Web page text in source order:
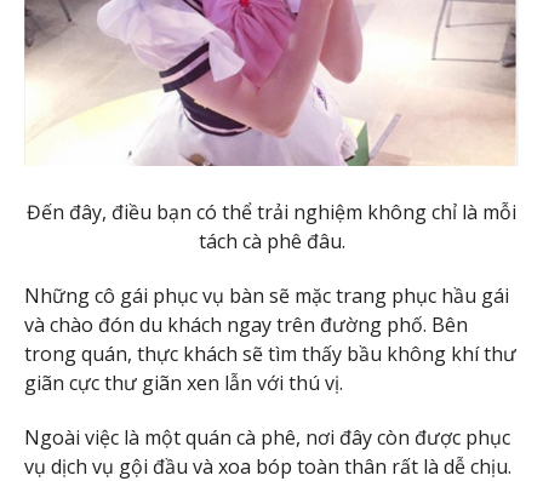
Đến đây, điều bạn có thể trải nghiệm không chỉ là mỗi
tách cà phê đâu.
Những cô gái phục vụ bàn sẽ mặc trang phục hầu gái
và chào đón du khách ngay trên đường phố. Bên
trong quán, thực khách sẽ tìm thấy bầu không khí thư
giãn cực thư giãn xen lẫn với thú vị.
Ngoài việc là một quán cà phê, nơi đây còn được phục
vụ dịch vụ gội đầu và xoa bóp toàn thân rất là dễ chịu.